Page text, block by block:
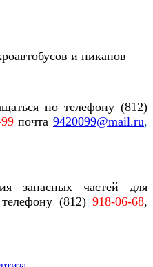
и пикапов
по телефону (812)
почта9420099@mail.ru,
запасных частей для
(812)918-06-68,